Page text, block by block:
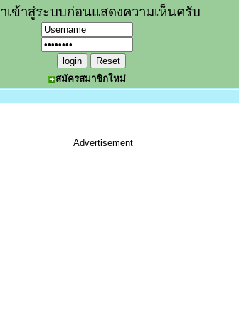
เข้าสู่ระบบก่อนแสดงความเห็นครับ
สมัครสมาชิกใหม่
Advertisement